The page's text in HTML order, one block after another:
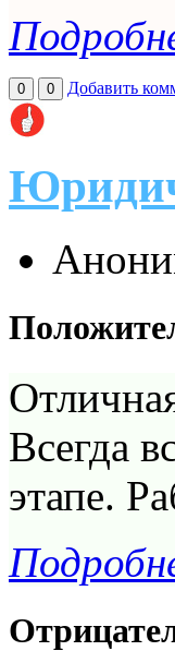
0 0 Добавить
Всегда
этапе.